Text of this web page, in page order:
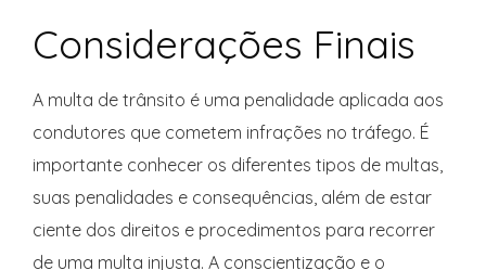
Considerações Finais
A multa de trânsito é uma penalidade aplicada aos
condutores que cometem infrações no tráfego. É
importante conhecer os diferentes tipos de multas,
suas penalidades e consequências, além de estar
ciente dos direitos e procedimentos para recorrer
de uma multa injusta. A conscientização e o